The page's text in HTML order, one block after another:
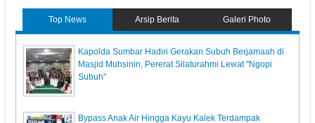
Top News Arsip Berita Galeri Photo
Kapolda Sumbar Hadiri Gerakan Subuh Berjamaah di
Masjid Muhsinin, Pererat Silaturahmi Lewat "Ngopi
Subuh"
Bypass Anak Air Hingga Kayu Kalek Terdampak